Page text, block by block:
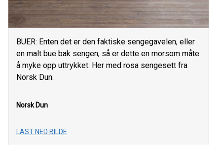
BUER: Enten det er den faktiske sengegavelen, eller
en malt bue bak sengen, så er dette en morsom måte
å myke opp uttrykket. Her med rosa sengesett fra
Norsk Dun.
Norsk Dun
LAST NED BILDE